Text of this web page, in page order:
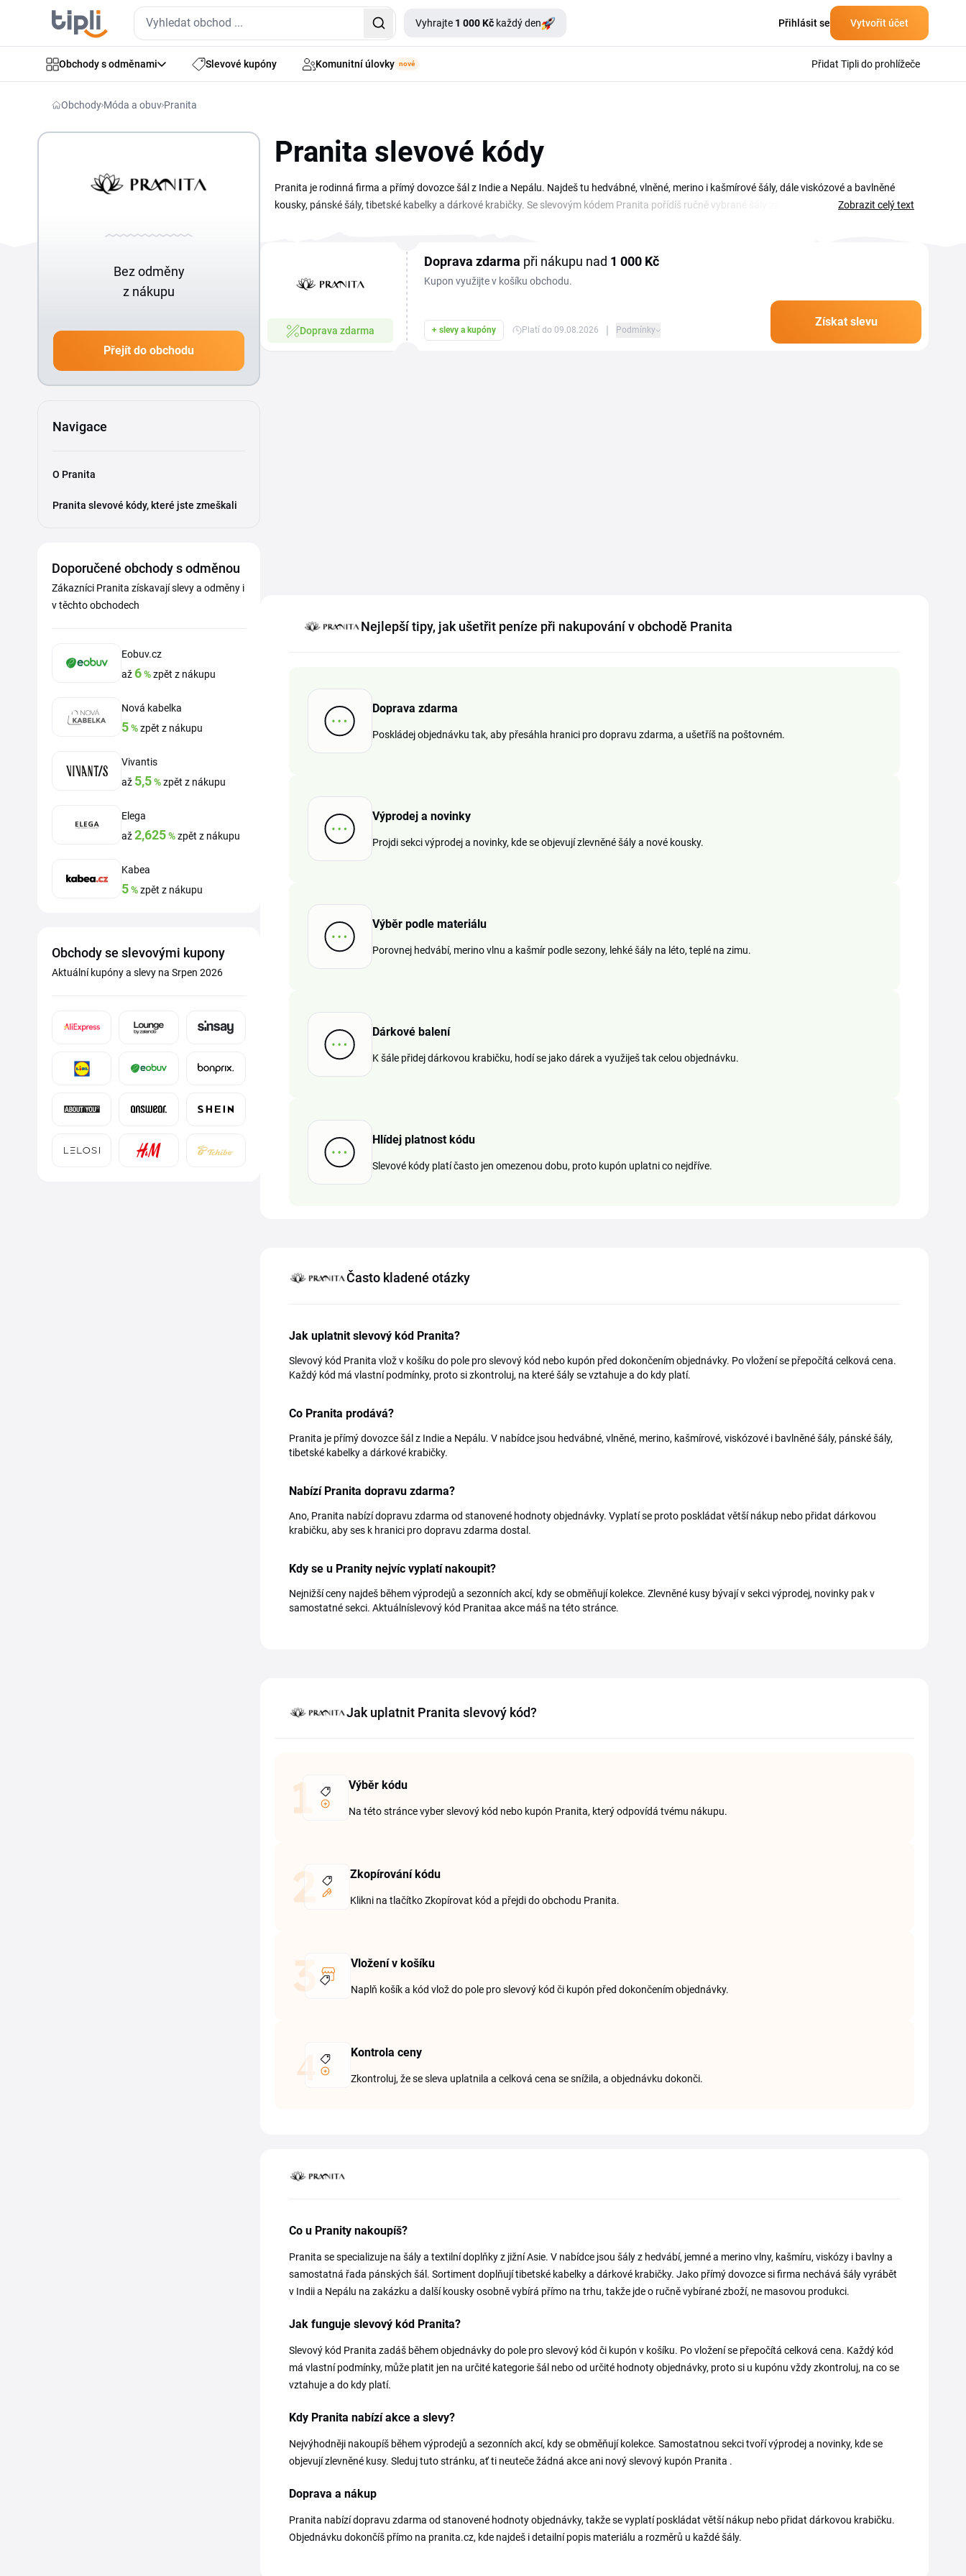
Vyhrajte 1 000 Kč každý den Přihlásit se Vytvořit účet
Obchody s odměnami Slevové kupóny Komunitní úlovky nové Přidat Tipli do prohlížeče
Obchody Móda a obuv Pranita
Bez odměny
z nákupu
Přejít do obchodu
Navigace
O Pranita
Pranita slevové kódy, které jste zmeškali
Doporučené obchody s odměnou
Zákazníci Pranita získavají slevy a odměny i
v těchto obchodech
Eobuv.cz
až 6%zpět z nákupu
Nová kabelka
5%zpět z nákupu
Vivantis
až 5,5%zpět z nákupu
Elega
až2,625%zpět z nákupu
Kabea
5%zpět z nákupu
Obchody se slevovými kupony
Aktuální kupóny a slevy na Srpen 2026
Pranita slevové kódy
Pranita je rodinná firma a přímý dovozce šál z Indie a Nepálu. Najdeš tu hedvábné, vlněné, merino i kašmírové šály, dále viskózové a bavlněné
kousky, pánské šály, tibetské kabelky a dárkové krabičky. Se slevovým kódem Pranita pořídíš ručně vybrané šály za nižší cenu, a aktuální slevový
Zobrazit celý text
Doprava zdarma
Doprava zdarma při nákupu nad 1 000 Kč
Kupon využijte v košíku obchodu.
+ slevy a kupóny Platí do 09.08.2026 | Podmínky
Získat slevu
Nejlepší tipy, jak ušetřit peníze při nakupování v obchodě Pranita
Doprava zdarma
Poskládej objednávku tak, aby přesáhla hranici pro dopravu zdarma, a ušetříš na poštovném.
Výprodej a novinky
Projdi sekci výprodej a novinky, kde se objevují zlevněné šály a nové kousky.
Výběr podle materiálu
Porovnej hedvábí, merino vlnu a kašmír podle sezony, lehké šály na léto, teplé na zimu.
Dárkové balení
K šále přidej dárkovou krabičku, hodí se jako dárek a využiješ tak celou objednávku.
Hlídej platnost kódu
Slevové kódy platí často jen omezenou dobu, proto kupón uplatni co nejdříve.
Často kladené otázky
Jak uplatnit slevový kód Pranita?
Slevový kód Pranita vlož v košíku do pole pro slevový kód nebo kupón před dokončením objednávky. Po vložení se přepočítá celková cena.
Každý kód má vlastní podmínky, proto si zkontroluj, na které šály se vztahuje a do kdy platí.
Co Pranita prodává?
Pranita je přímý dovozce šál z Indie a Nepálu. V nabídce jsou hedvábné, vlněné, merino, kašmírové, viskózové i bavlněné šály, pánské šály,
tibetské kabelky a dárkové krabičky.
Nabízí Pranita dopravu zdarma?
Ano, Pranita nabízí dopravu zdarma od stanovené hodnoty objednávky. Vyplatí se proto poskládat větší nákup nebo přidat dárkovou
krabičku, aby ses k hranici pro dopravu zdarma dostal.
Kdy se u Pranity nejvíc vyplatí nakoupit?
Nejnižší ceny najdeš během výprodejů a sezonních akcí, kdy se obměňují kolekce. Zlevněné kusy bývají v sekci výprodej, novinky pak v
samostatné sekci. Aktuálníslevový kód Pranitaa akce máš na této stránce.
Jak uplatnit Pranita slevový kód?
Výběr kódu
Na této stránce vyber slevový kód nebo kupón Pranita, který odpovídá tvému nákupu.
Zkopírování kódu
Klikni na tlačítko Zkopírovat kód a přejdi do obchodu Pranita.
Vložení v košíku
Naplň košík a kód vlož do pole pro slevový kód či kupón před dokončením objednávky.
Kontrola ceny
Zkontroluj, že se sleva uplatnila a celková cena se snížila, a objednávku dokonči.
Co u Pranity nakoupíš?
Pranita se specializuje na šály a textilní doplňky z jižní Asie. V nabídce jsou šály z hedvábí, jemné a merino vlny, kašmíru, viskózy i bavlny a
samostatná řada pánských šál. Sortiment doplňují tibetské kabelky a dárkové krabičky. Jako přímý dovozce si firma nechává šály vyrábět
v Indii a Nepálu na zakázku a další kousky osobně vybírá přímo na trhu, takže jde o ručně vybírané zboží, ne masovou produkci.
Jak funguje slevový kód Pranita?
Slevový kód Pranita zadáš během objednávky do pole pro slevový kód či kupón v košíku. Po vložení se přepočítá celková cena. Každý kód
má vlastní podmínky, může platit jen na určité kategorie šál nebo od určité hodnoty objednávky, proto si u kupónu vždy zkontroluj, na co se
vztahuje a do kdy platí.
Kdy Pranita nabízí akce a slevy?
Nejvýhodněji nakoupíš během výprodejů a sezonních akcí, kdy se obměňují kolekce. Samostatnou sekci tvoří výprodej a novinky, kde se
objevují zlevněné kusy. Sleduj tuto stránku, ať ti neuteče žádná akce ani nový slevový kupón Pranita .
Doprava a nákup
Pranita nabízí dopravu zdarma od stanovené hodnoty objednávky, takže se vyplatí poskládat větší nákup nebo přidat dárkovou krabičku.
Objednávku dokončíš přímo na pranita.cz, kde najdeš i detailní popis materiálu a rozměrů u každé šály.